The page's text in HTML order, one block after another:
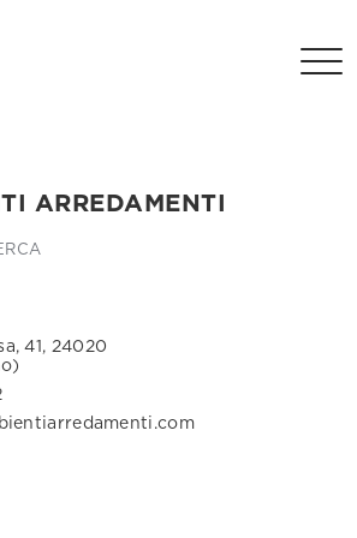
ARREDAMENTI
41, 24020